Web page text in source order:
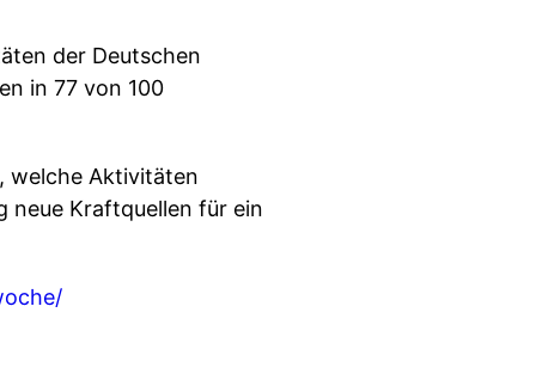
der Deutschen
in 77 von 100
welche Aktivitäten
neue Kraftquellen für ein